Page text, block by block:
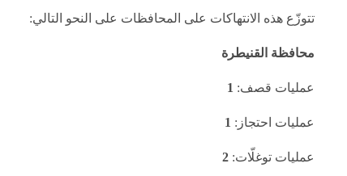
تتوزّع هذه الانتهاكات على المحافظات على النحو التالي:
محافظة القنيطرة
عمليات قصف: 1
عمليات احتجاز: 1
عمليات توغلّات: 2